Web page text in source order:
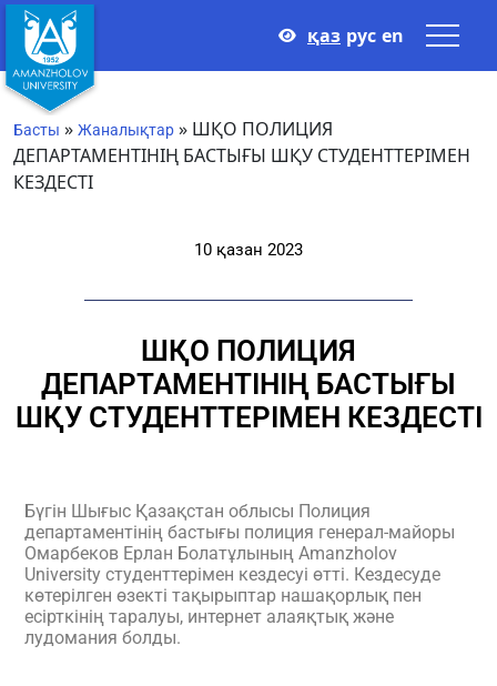
қаз рус en
Басты » Жаналықтар » ШҚО ПОЛИЦИЯ
ДЕПАРТАМЕНТІНІҢ БАСТЫҒЫ ШҚУ СТУДЕНТТЕРІМЕН
КЕЗДЕСТІ
10 қазан 2023
ШҚО ПОЛИЦИЯ
ДЕПАРТАМЕНТІНІҢ БАСТЫҒЫ
ШҚУ СТУДЕНТТЕРІМЕН КЕЗДЕСТІ
Бүгін Шығыс Қазақстан облысы Полиция
департаментінің бастығы полиция генерал-майоры
Омарбеков Ерлан Болатұлының Amanzholov
University студенттерімен кездесуі өтті. Кездесуде
көтерілген өзекті тақырыптар нашақорлық пен
есірткінің таралуы, интернет алаяқтық және
лудомания болды.